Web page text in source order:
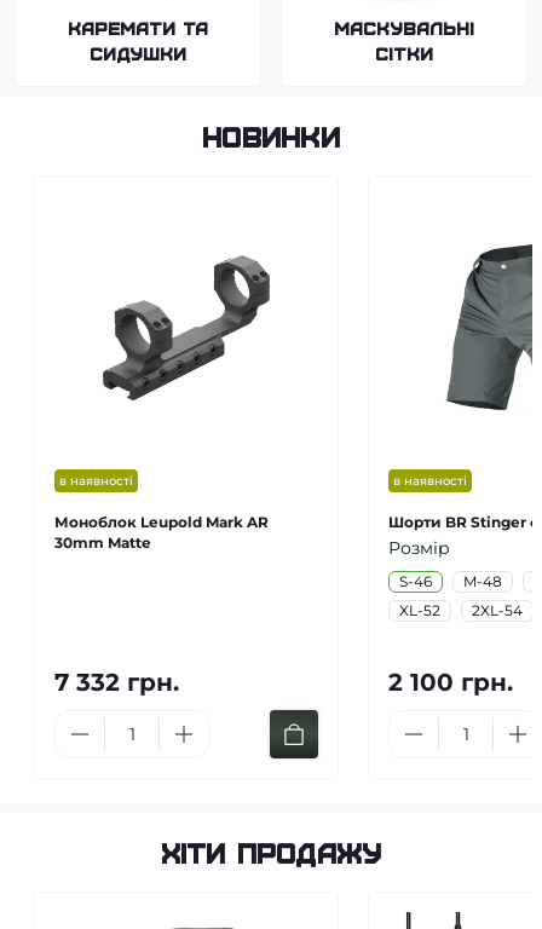
Каремати та
сидушки
Маскувальні
сітки
Новинки
в наявності
Моноблок Leupold Mark AR
30mm Matte
7 332 грн.
в наявності
Шорти BR Stinger
Розмір
S-46 M-48
XL-52
2XL-54
2 100 грн.
Хіти продажу